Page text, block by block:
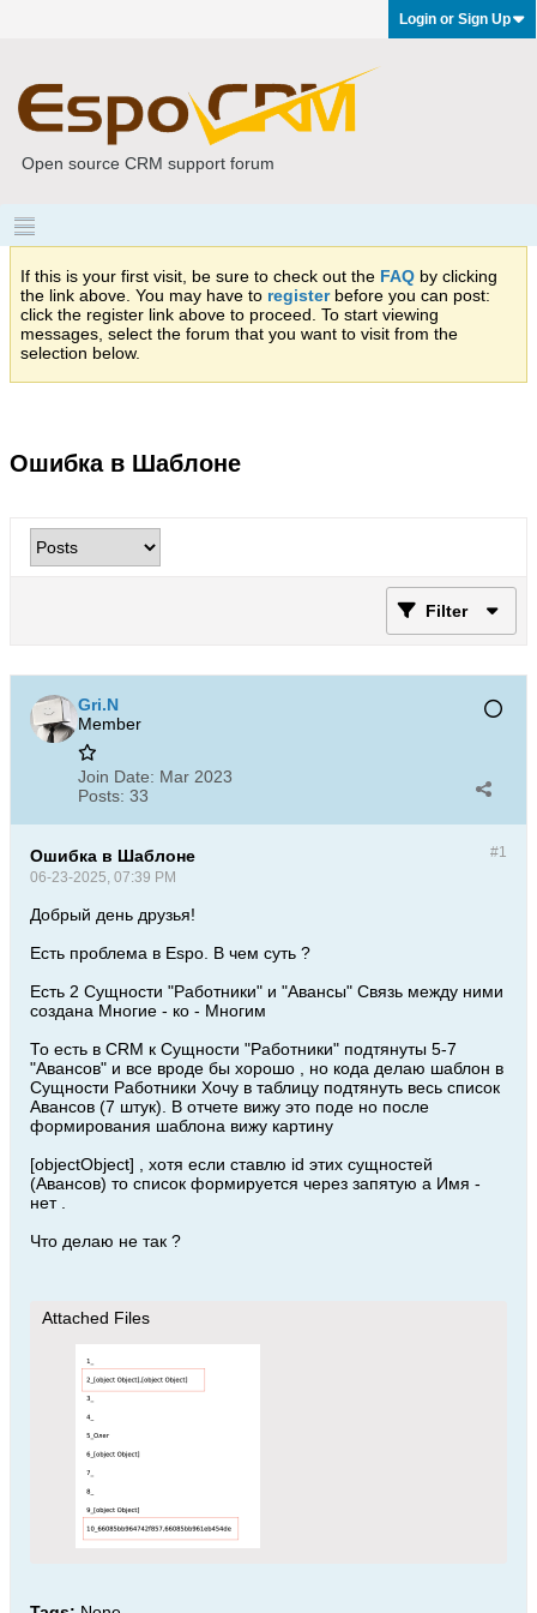
Login or Sign Up
Open source CRM support forum
If this is your first visit, be sure to check out the FAQ by clicking
the link above. You may have to registerbefore you can post:
click the register link above to proceed. To start viewing
messages, select the forum that you want to visit from the
selection below.
Ошибка в Шаблоне
Filter
Gri.N
Member
Join Date: Mar 2023
Posts: 33
#1
Ошибка в Шаблоне
06-23-2025, 07:39 PM
Добрый день друзья!
Есть проблема в Espo. В чем суть ?
Есть 2 Сущности "Работники" и "Авансы" Связь между ними
создана Многие - ко - Многим
То есть в CRM к Сущности "Работники" подтянуты 5-7
"Авансов" и все вроде бы хорошо , но кода делаю шаблон в
Сущности Работники Хочу в таблицу подтянуть весь список
Авансов (7 штук). В отчете вижу это поде но после
формирования шаблона вижу картину
[objectObject] , хотя если ставлю id этих сущностей
(Авансов) то список формируется через запятую а Имя -
нет .
Что делаю не так ?
Attached Files